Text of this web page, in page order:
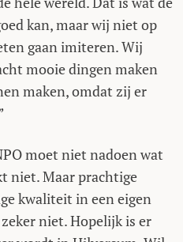
kan, maar wij niet op
gaan imiteren. Wij
mooie dingen maken
maken, omdat zij er
moet niet nadoen wat
niet. Maar prachtige
kwaliteit in een eigen
niet. Hopelijk is er